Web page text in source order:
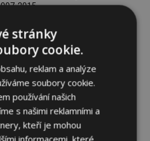
2015
719,00 Kč
Do Košíku
Přidat
k
stránky
cookie.
reklam a analýze
soubory cookie.
používání našich
s našimi reklamními a
kteří je mohou